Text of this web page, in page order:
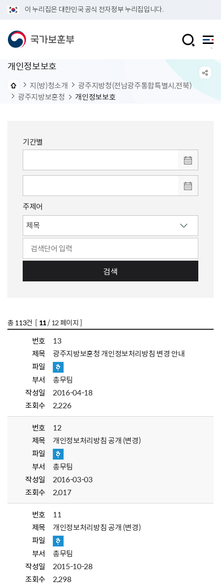
이 누리집은 대한민국 공식 전자정부 누리집입니다.
개인정보보호
지(방)청소개
광주지방청(전남광주통합특별시,전북)
광주지방보훈청
개인정보보호
기간별
주제어
검색
총 113건 [ 11/ 12 페이지 ]
번호
13
제목
광주지방보훈청 개인정보처리방침 변경 안내
파일
부서
총무팀
작성일
2016-04-18
조회수
2,226
번호
12
제목
개인정보처리방침 공개 (변경)
파일
부서
총무팀
작성일
2016-03-03
조회수
2,017
번호
11
제목
개인정보처리방침 공개 (변경)
파일
부서
총무팀
작성일
2015-10-28
조회수
2,298